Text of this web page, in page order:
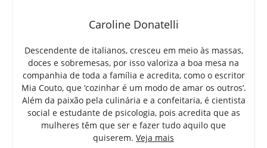
Caroline Donatelli
Descendente de italianos, cresceu em meio às massas,
doces e sobremesas, por isso valoriza a boa mesa na
companhia de toda a família e acredita, como o escritor
Mia Couto, que ‘cozinhar é um modo de amar os outros’.
Além da paixão pela culinária e a confeitaria, é cientista
social e estudante de psicologia, pois acredita que as
mulheres têm que ser e fazer tudo aquilo que
quiserem. Veja mais